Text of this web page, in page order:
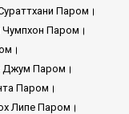
Паром
Паром
Джум Паром
Паром
Липе Паром